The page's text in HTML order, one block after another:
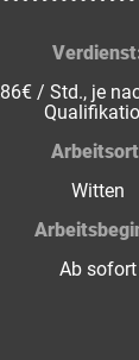
/ Std., je
Witten
Ab sofort